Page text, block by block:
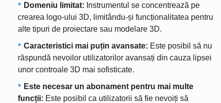
Domeniu limitat: Instrumentul se concentrează pe
crearea logo-ului 3D, limitându-și funcționalitatea pentru
alte tipuri de proiectare sau modelare 3D.
Caracteristici mai puțin avansate: Este posibil să nu
răspundă nevoilor utilizatorilor avansați din cauza lipsei
unor controale 3D mai sofisticate.
Este necesar un abonament pentru mai multe
funcții: Este posibil ca utilizatorii să fie nevoiți să